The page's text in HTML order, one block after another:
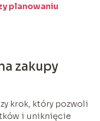
planowaniu
zakupy
krok, który pozwoli
i uniknięcie